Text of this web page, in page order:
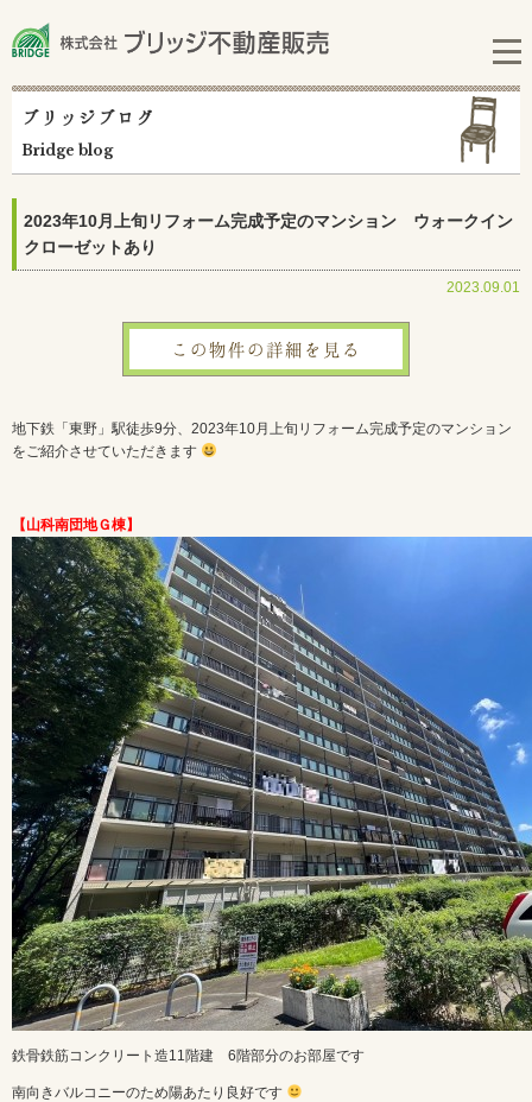
ブリッジブログ
Bridge blog
2023年10月上旬リフォーム完成予定のマンション ウォークイン
クローゼットあり
2023.09.01
この物件の詳細を見る
地下鉄「東野」駅徒歩9分、2023年10月上旬リフォーム完成予定のマンション
をご紹介させていただきます
【山科南団地Ｇ棟】
鉄骨鉄筋コンクリート造11階建 6階部分のお部屋です
南向きバルコニーのため陽あたり良好です